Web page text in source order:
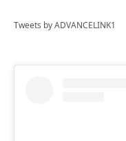
Tweets by ADVANCELINK1